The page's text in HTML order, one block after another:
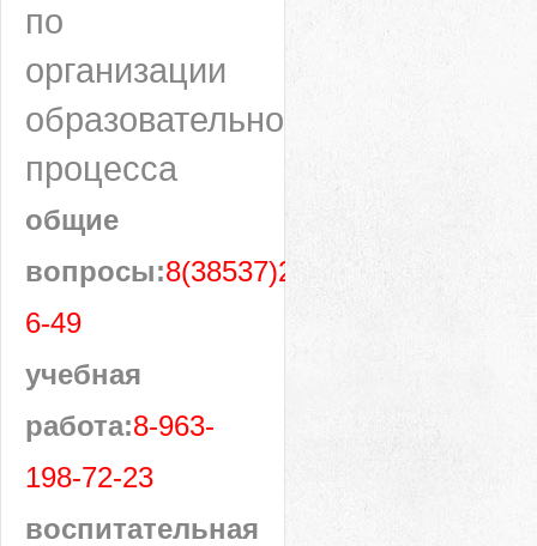
по
организации
образовательного
процесса
общие
вопросы:8(38537)28-
6-49
учебная
работа:8-963-
198-72-23
воспитательная